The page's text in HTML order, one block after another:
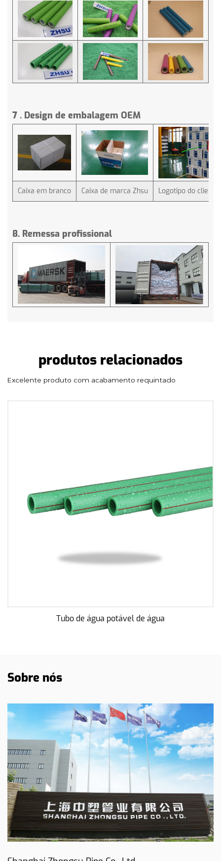
7 . Design de embalagem OEM
Caixa em branco Caixa de marca Zhsu Logotipo do cliente
8. Remessa profissional
produtos relacionados
Excelente produto com acabamento requintado
Tubo de água potável de água
Sobre nós